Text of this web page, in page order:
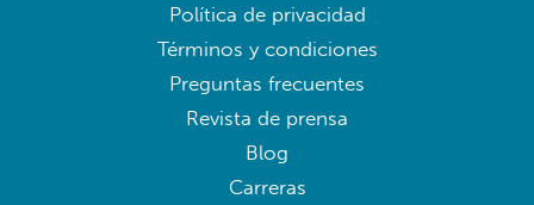
Política de privacidad
Términos y condiciones
Preguntas frecuentes
Revista de prensa
Blog
Carreras